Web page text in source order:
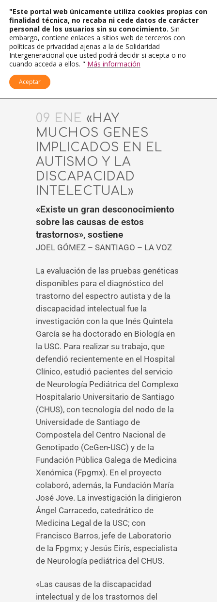
09 ENE «HAY
MUCHOS GENES
IMPLICADOS EN EL
AUTISMO Y LA
DISCAPACIDAD
INTELECTUAL»
«Existe un gran desconocimiento
sobre las causas de estos
trastornos», sostiene
JOEL GÓMEZ – SANTIAGO – LA VOZ
La evaluación de las pruebas genéticas
disponibles para el diagnóstico del
trastorno del espectro autista y de la
discapacidad intelectual fue la
investigación con la que Inés Quintela
García se ha doctorado en Biología en
la USC. Para realizar su trabajo, que
defendió recientemente en el Hospital
Clínico, estudió pacientes del servicio
de Neurología Pediátrica del Complexo
Hospitalario Universitario de Santiago
(CHUS), con tecnología del nodo de la
Universidade de Santiago de
Compostela del Centro Nacional de
Genotipado (CeGen-USC) y de la
Fundación Pública Galega de Medicina
Xenómica (Fpgmx). En el proyecto
colaboró, además, la Fundación María
José Jove. La investigación la dirigieron
Ángel Carracedo, catedrático de
Medicina Legal de la USC; con
Francisco Barros, jefe de Laboratorio
de la Fpgmx; y Jesús Eirís, especialista
de Neurología pediátrica del CHUS.
«Las causas de la discapacidad
intelectual y de los trastornos del
"Este portal web únicamente utiliza cookies propias con
finalidad técnica, no recaba ni cede datos de carácter
personal de los usuarios sin su conocimiento. Sin
embargo, contiene enlaces a sitios web de terceros con
políticas de privacidad ajenas a la de Solidaridad
Intergeneracional que usted podrá decidir si acepta o no
cuando acceda a ellos. " Más información
Aceptar